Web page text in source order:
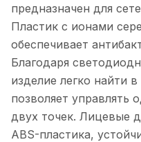
предназначен для
Пластик с ионами
обеспечивает
Благодаря
изделие легко найти
позволяет управлять
двух точек. Лицевые
ABS-пластика,